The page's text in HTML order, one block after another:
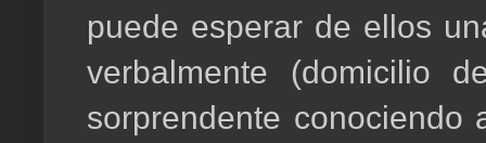
puede esperar de ellos
verbalmente (domicilio
sorprendente